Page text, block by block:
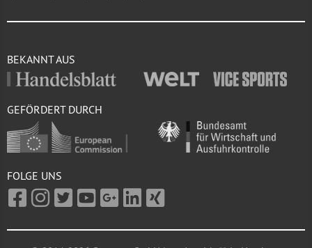
BEKANNT AUS
GEFÖRDERT DURCH
FOLGE UNS